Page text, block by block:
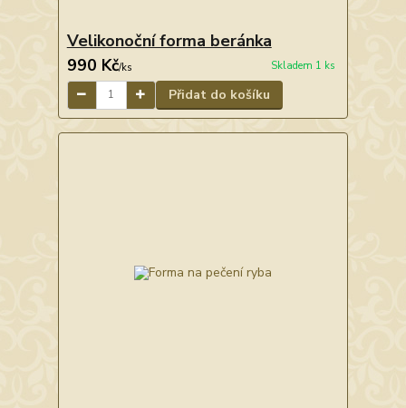
Velikonoční forma beránka
990 Kč/ks Skladem 1 ks
Přidat do košíku